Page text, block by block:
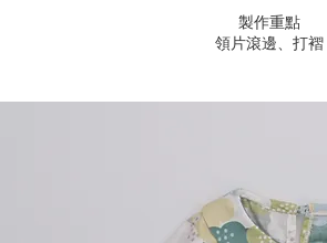
製作重點
​領片滾邊、打褶